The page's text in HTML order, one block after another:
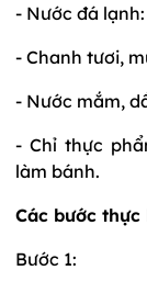
- Nước đá
- Chanh tươi,
- Nước mắm,
- Chỉ thực
làm bánh.
Các bước
Bước 1: